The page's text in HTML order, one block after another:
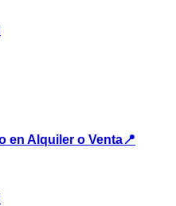
en Alquiler o Venta📍